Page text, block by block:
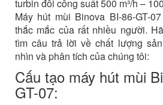
turbin đôi công suất 500 m³/h –
Máy hút mùi Binova BI-86-GT-
thắc mắc của rất nhiều người.
tìm câu trả lời về chất lượng
nhìn và phân tích của chúng tôi:
Cấu tạo máy hút mùi
GT-07: